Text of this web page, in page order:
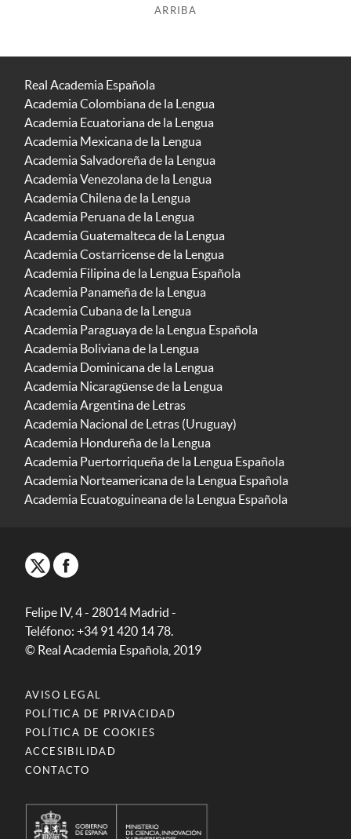
ARRIBA
Real Academia Española
Academia Colombiana de la Lengua
Academia Ecuatoriana de la Lengua
Academia Mexicana de la Lengua
Academia Salvadoreña de la Lengua
Academia Venezolana de la Lengua
Academia Chilena de la Lengua
Academia Peruana de la Lengua
Academia Guatemalteca de la Lengua
Academia Costarricense de la Lengua
Academia Filipina de la Lengua Española
Academia Panameña de la Lengua
Academia Cubana de la Lengua
Academia Paraguaya de la Lengua Española
Academia Boliviana de la Lengua
Academia Dominicana de la Lengua
Academia Nicaragüense de la Lengua
Academia Argentina de Letras
Academia Nacional de Letras (Uruguay)
Academia Hondureña de la Lengua
Academia Puertorriqueña de la Lengua Española
Academia Norteamericana de la Lengua Española
Academia Ecuatoguineana de la Lengua Española
Felipe IV, 4 - 28014 Madrid -
Teléfono: +34 91 420 14 78.
© Real Academia Española, 2019
AVISO LEGAL
POLÍTICA DE PRIVACIDAD
POLÍTICA DE COOKIES
ACCESIBILIDAD
CONTACTO